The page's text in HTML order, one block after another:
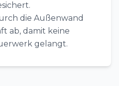
die Außenwand
ab, damit keine
gelangt.